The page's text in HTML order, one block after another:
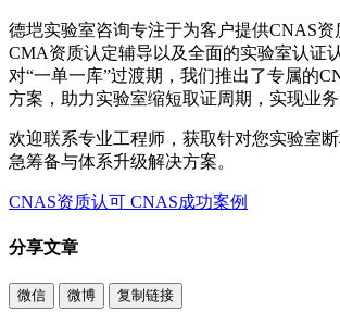
德垲实验室咨询专注于为客户提供CNAS资
CMA资质认定辅导以及全面的实验室认证
对“一单一库”过渡期，我们推出了专属的
方案，助力实验室缩短取证周期，实现业务
欢迎联系专业工程师，获取针对您实验室
急筹备与体系升级解决方案。
CNAS资质认可 CNAS成功案例
分享文章
微信 微博 复制链接